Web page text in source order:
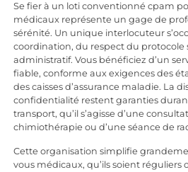
Se fier à un loti conventionné cpam
médicaux représente un gage de
sérénité. Un unique interlocuteur
coordination, du respect du protocole
administratif. Vous bénéficiez d’un
fiable, conforme aux exigences des
des caisses d’assurance maladie. La
confidentialité restent garanties
transport, qu’il s’agisse d’une
chimiothérapie ou d’une séance de
Cette organisation simplifie
vous médicaux, qu’ils soient réguliers